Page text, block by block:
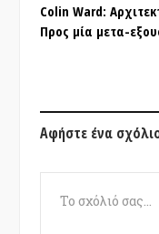
Colin Ward:
Προς μία μετα-
Αφήστε ένα